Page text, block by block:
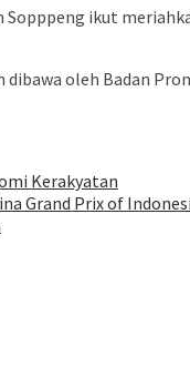
ikut
oleh Badan
Kerakyatan
Grand Prix of